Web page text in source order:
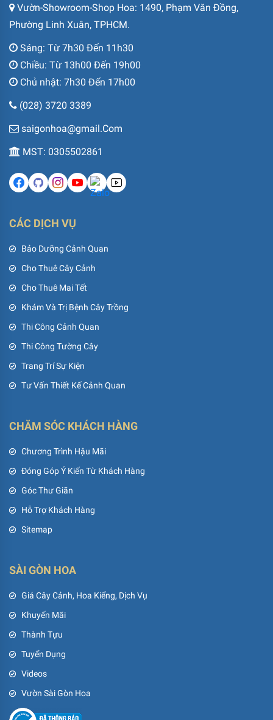
Vườn-Showroom-Shop Hoa: 1490, Phạm Văn Đồng,
Phường Linh Xuân, TPHCM.
Sáng: Từ 7h30 Đến 11h30
Chiều: Từ 13h00 Đến 19h00
Chủ nhật: 7h30 Đến 17h00
(028) 3720 3389
saigonhoa@gmail.Com
MST: 0305502861
CÁC DỊCH VỤ
Bảo Dưỡng Cảnh Quan
Cho Thuê Cây Cảnh
Cho Thuê Mai Tết
Khám Và Trị Bệnh Cây Trồng
Thi Công Cảnh Quan
Thi Công Tường Cây
Trang Trí Sự Kiện
Tư Vấn Thiết Kế Cảnh Quan
CHĂM SÓC KHÁCH HÀNG
Chương Trình Hậu Mãi
Đóng Góp Ý Kiến Từ Khách Hàng
Góc Thư Giãn
Hỗ Trợ Khách Hàng
Sitemap
SÀI GÒN HOA
Giá Cây Cảnh, Hoa Kiểng, Dịch Vụ
Khuyến Mãi
Thành Tựu
Tuyển Dụng
Videos
Vườn Sài Gòn Hoa